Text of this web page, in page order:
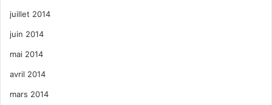
juillet 2014
juin 2014
mai 2014
avril 2014
mars 2014